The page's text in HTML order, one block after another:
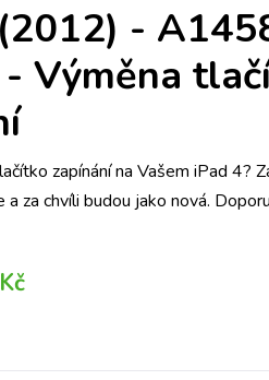
-
- Výměna
zapínání na Vašem iPad 4?
za chvíli budou jako nová.
a tlačítka vyměníme do hodiny.